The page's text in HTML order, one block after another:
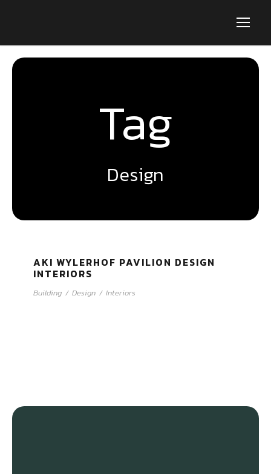
Tag
Design
AKI WYLERHOF PAVILION DESIGN
INTERIORS
Building / Design / Interiors